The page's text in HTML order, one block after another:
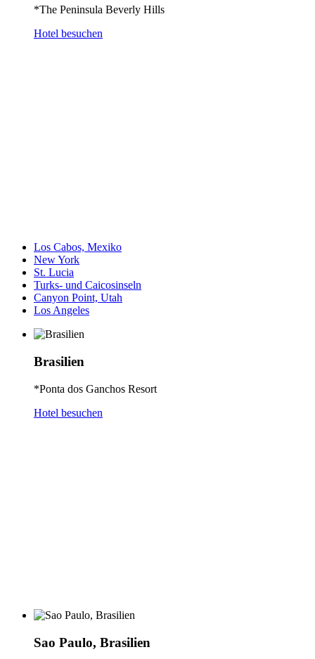
*The Peninsula Beverly Hills
Hotel besuchen
Los Cabos, Mexiko
New York
St. Lucia
Turks- und Caicosinseln
Canyon Point, Utah
Los Angeles
Brasilien
*Ponta dos Ganchos Resort
Hotel besuchen
Sao Paulo, Brasilien